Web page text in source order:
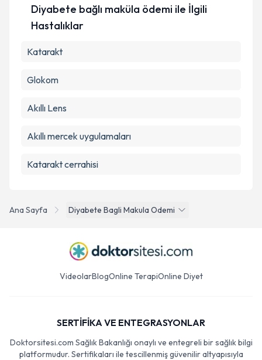
Ana Sayfa Diyabete Bagli Makula Odemi
Diyabete bağlı maküla ödemi ile İlgili
Hastalıklar
Katarakt
Glokom
Akıllı Lens
Akıllı mercek uygulamaları
Katarakt cerrahisi
VideolarBlogOnline TerapiOnline Diyet
SERTİFİKA VE ENTEGRASYONLAR
Doktorsitesi.com Sağlık Bakanlığı onaylı ve entegreli bir sağlık bilgi
platformudur. Sertifikaları ile tescillenmiş güvenilir altyapısıyla